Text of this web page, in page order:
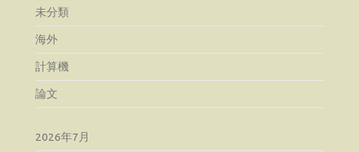
未分類
海外
計算機
論文
2026年7月